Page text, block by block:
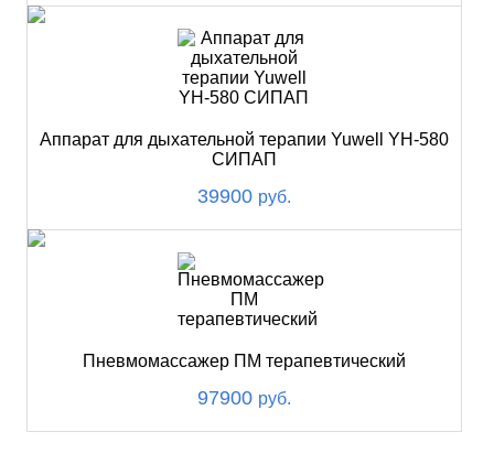
Аппарат для дыхательной терапии Yuwell YH-580
СИПАП
39900 руб.
Пневмомассажер ПМ терапевтический
97900 руб.